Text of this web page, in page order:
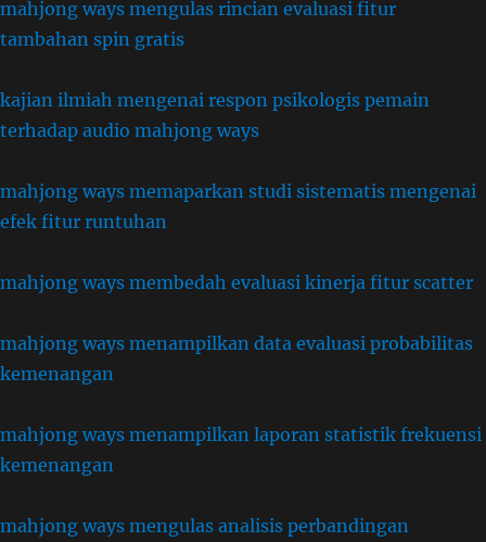
mahjong ways mengulas rincian evaluasi fitur
tambahan spin gratis
kajian ilmiah mengenai respon psikologis pemain
terhadap audio mahjong ways
mahjong ways memaparkan studi sistematis mengenai
efek fitur runtuhan
mahjong ways membedah evaluasi kinerja fitur scatter
mahjong ways menampilkan data evaluasi probabilitas
kemenangan
mahjong ways menampilkan laporan statistik frekuensi
kemenangan
mahjong ways mengulas analisis perbandingan